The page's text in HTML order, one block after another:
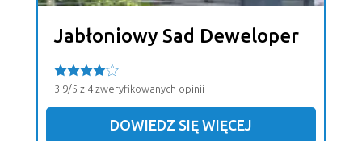
Jabłoniowy Sad Deweloper
3.9/5 z 4 zweryfikowanych opinii
DOWIEDZ SIĘ WIĘCEJ